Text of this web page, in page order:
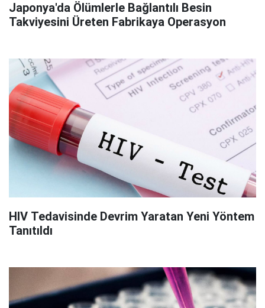
Japonya'da Ölümlerle Bağlantılı Besin
Takviyesini Üreten Fabrikaya Operasyon
HIV Tedavisinde Devrim Yaratan Yeni Yöntem
Tanıtıldı